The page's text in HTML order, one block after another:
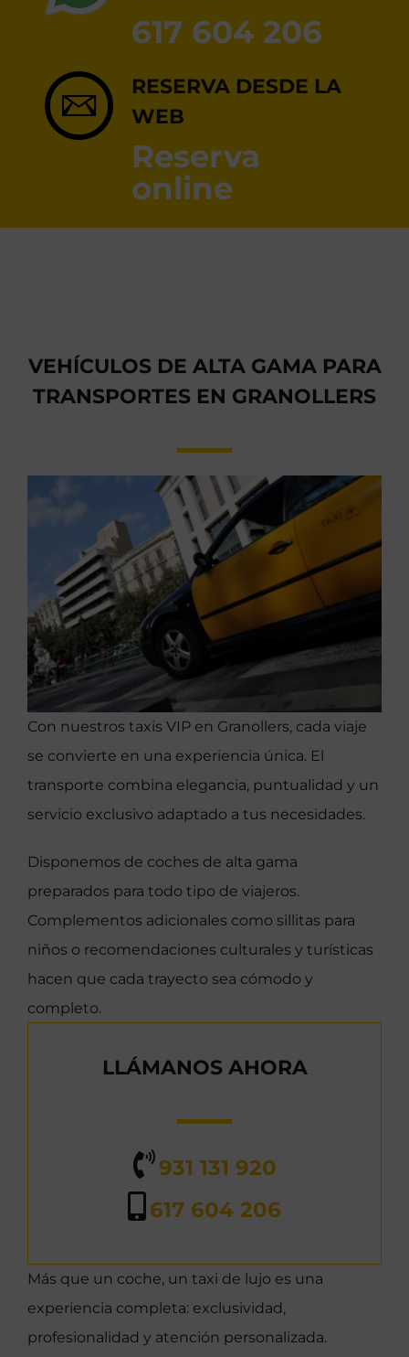
617 604 206
RESERVA DESDE LA
WEB
Reserva
online
VEHÍCULOS DE ALTA GAMA PARA
TRANSPORTES EN GRANOLLERS
Con nuestros taxis VIP en Granollers, cada viaje
se convierte en una experiencia única. El
transporte combina elegancia, puntualidad y un
servicio exclusivo adaptado a tus necesidades.
Disponemos de coches de alta gama
preparados para todo tipo de viajeros.
Complementos adicionales como sillitas para
niños o recomendaciones culturales y turísticas
hacen que cada trayecto sea cómodo y
completo.
LLÁMANOS AHORA
931 131 920
617 604 206
Más que un coche, un taxi de lujo es una
experiencia completa: exclusividad,
profesionalidad y atención personalizada.